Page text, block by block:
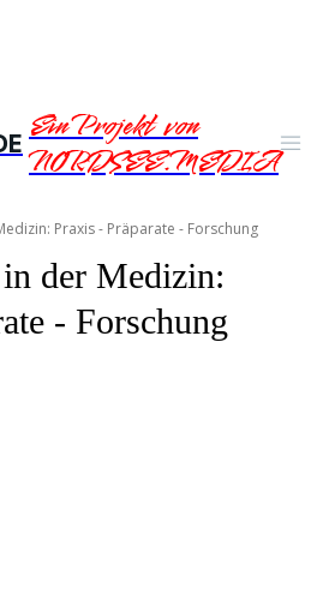
Ein Projekt von
NORDSEE.MEDIA
Praxis - Präparate - Forschung
der Medizin:
- Forschung